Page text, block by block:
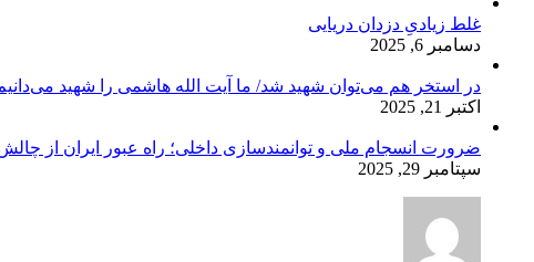
غلط زیادیِ دزدان دریایی
دسامبر 6, 2025
در استخر هم می‌توان شهید شد/ ما آیت الله هاشمی را شهید
اکتبر 21, 2025
ضرورت انسجام ملی و توانمندسازی داخلی؛ راه عبور ایران از
سپتامبر 29, 2025